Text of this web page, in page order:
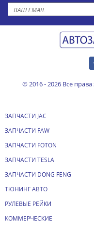
© 2016 - 2026 Все
ЗАПЧАСТИ JAC
ЗАПЧАСТИ FAW
ЗАПЧАСТИ FOTON
ЗАПЧАСТИ TESLA
ЗАПЧАСТИ DONG FENG
ТЮНИНГ АВТО
РУЛЕВЫЕ РЕЙКИ
КОММЕРЧЕСКИЕ